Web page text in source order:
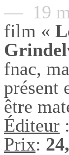
— 19
film «
fnac,
présent
être
Éditeur :
Prix: